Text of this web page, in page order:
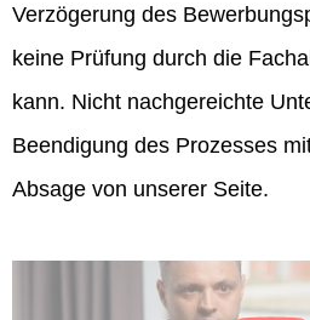
Verzögerung des
keine Prüfung durch die
kann. Nicht nachgereichte
Beendigung des Prozesses
Absage von unserer Seite.